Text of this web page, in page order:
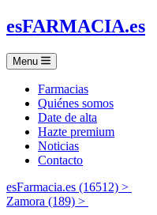
esFARMACIA.es
Menu
Farmacias
Quiénes somos
Date de alta
Hazte premium
Noticias
Contacto
esFarmacia.es (16512) >
Zamora (189) >